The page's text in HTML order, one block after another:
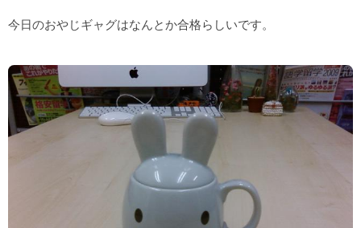
今日のおやじギャグはなんとか合格らしいです。